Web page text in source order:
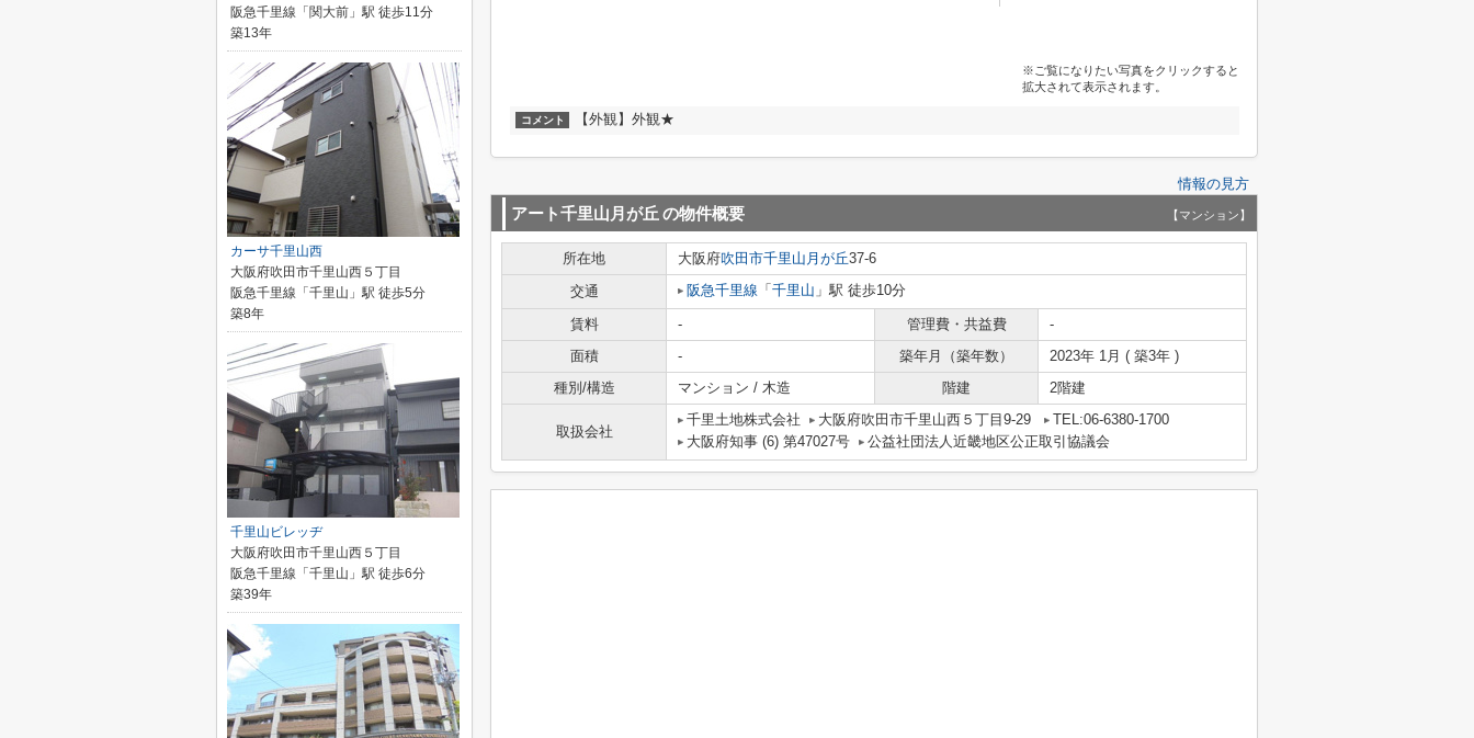
※ご覧になりたい写真をクリックすると
拡大されて表示されます。
コメント 【外観】外観★
情報の見方
アート千里山月が丘 の物件概要 【マンション】
所在地 大阪府吹田市千里山月が丘37-6
交通
阪急千里線 「 千里山 」駅 徒歩10分
賃料 - 管理費・共益費
-
面積
- 築年月（築年数）
2023年 1月 ( 築3年 )
種別/構造
マンション / 木造 階建 2階建
取扱会社
千里土地株式会社 大阪府吹田市千里山西５丁目9-29
TEL:06-6380-1700
大阪府知事 (6) 第47027号
公益社団法人近畿地区公正取引協議会
阪急千里線「関大前」駅 徒歩11分
築13年
カーサ千里山西
大阪府吹田市千里山西５丁目
阪急千里線「千里山」駅 徒歩5分
築8年
千里山ビレッヂ
大阪府吹田市千里山西５丁目
阪急千里線「千里山」駅 徒歩6分
築39年